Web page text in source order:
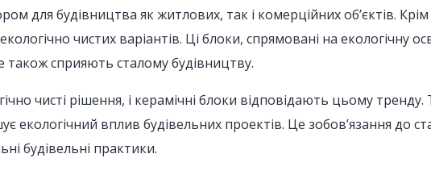
для будівництва як житлових, так і комерційних об’єктів.
чистих варіантів. Ці блоки, спрямовані на екологічну
також сприяють сталому будівництву.
чисті рішення, і керамічні блоки відповідають цьому
вплив будівельних проектів. Це зобов’язання до
будівельні практики.